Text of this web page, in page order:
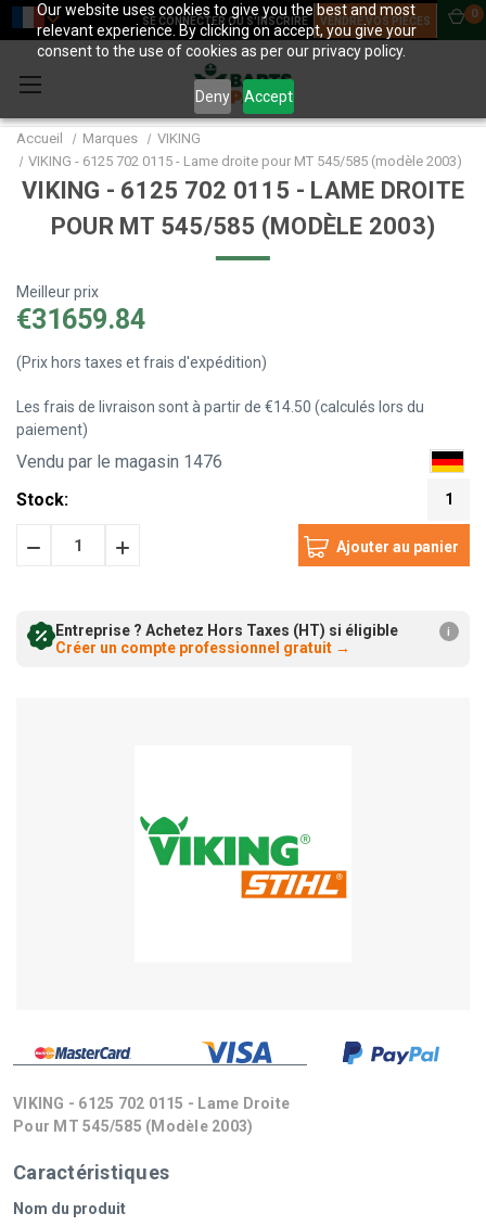
Our website uses cookies to give you the best and most
relevant experience. By clicking on accept, you give your
consent to the use of cookies as per our privacy policy.
Deny Accept
SE CONNECTER OU S'INSCRIRE VENDRE VOS PIÈCES
0
Accueil Marques
VIKING
VIKING - 6125 702 0115 - Lame droite pour MT 545/585 (modèle 2003)
VIKING - 6125 702 0115 - LAME DROITE
POUR MT 545/585 (MODÈLE 2003)
Meilleur prix
€31659.84
(Prix hors taxes et frais d'expédition)
Les frais de livraison sont à partir de €14.50 (calculés lors du
paiement)
Vendu par le magasin 1476
Stock:
1
Diminuer
quantité:
Augmenter
quantité:
Entreprise ? Achetez Hors Taxes (HT) si éligible
Créer un compte professionnel gratuit →
i
VIKING - 6125 702 0115 - Lame Droite
Pour MT 545/585 (modèle 2003)
Caractéristiques
Nom du produit